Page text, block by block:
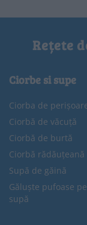
Rețete
Ciorbe si supe
Ciorba de
Ciorbă de văcuță
Ciorbă de burtă
Ciorbă rădăuțeană
Supă de găină
Găluște pufoase
supă